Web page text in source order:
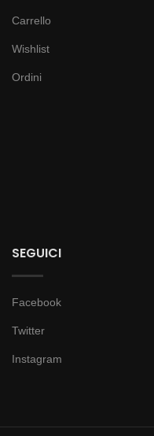
Carrello
Wishlist
Ordini
SEGUICI
Facebook
Twitter
Instagram